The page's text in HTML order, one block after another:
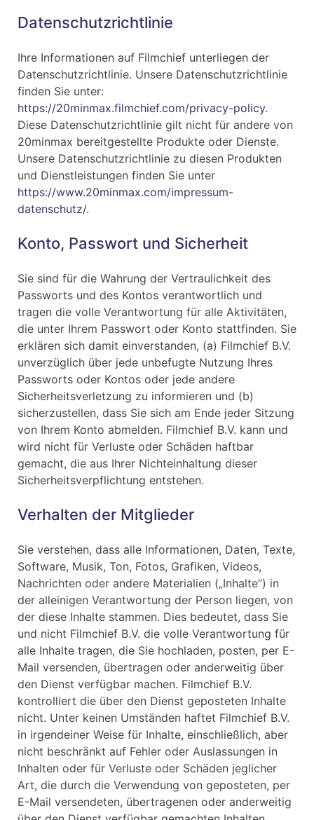
Datenschutzrichtlinie
Ihre Informationen auf Filmchief unterliegen der
Datenschutzrichtlinie. Unsere Datenschutzrichtlinie
finden Sie unter:
https://20minmax.filmchief.com/privacy-policy.
Diese Datenschutzrichtlinie gilt nicht für andere von
20minmax bereitgestellte Produkte oder Dienste.
Unsere Datenschutzrichtlinie zu diesen Produkten
und Dienstleistungen finden Sie unter
https://www.20minmax.com/impressum-
datenschutz/.
Konto, Passwort und Sicherheit
Sie sind für die Wahrung der Vertraulichkeit des
Passworts und des Kontos verantwortlich und
tragen die volle Verantwortung für alle Aktivitäten,
die unter Ihrem Passwort oder Konto stattfinden. Sie
erklären sich damit einverstanden, (a) Filmchief B.V.
unverzüglich über jede unbefugte Nutzung Ihres
Passworts oder Kontos oder jede andere
Sicherheitsverletzung zu informieren und (b)
sicherzustellen, dass Sie sich am Ende jeder Sitzung
von Ihrem Konto abmelden. Filmchief B.V. kann und
wird nicht für Verluste oder Schäden haftbar
gemacht, die aus Ihrer Nichteinhaltung dieser
Sicherheitsverpflichtung entstehen.
Verhalten der Mitglieder
Sie verstehen, dass alle Informationen, Daten, Texte,
Software, Musik, Ton, Fotos, Grafiken, Videos,
Nachrichten oder andere Materialien („Inhalte“) in
der alleinigen Verantwortung der Person liegen, von
der diese Inhalte stammen. Dies bedeutet, dass Sie
und nicht Filmchief B.V. die volle Verantwortung für
alle Inhalte tragen, die Sie hochladen, posten, per E-
Mail versenden, übertragen oder anderweitig über
den Dienst verfügbar machen. Filmchief B.V.
kontrolliert die über den Dienst geposteten Inhalte
nicht. Unter keinen Umständen haftet Filmchief B.V.
in irgendeiner Weise für Inhalte, einschließlich, aber
nicht beschränkt auf Fehler oder Auslassungen in
Inhalten oder für Verluste oder Schäden jeglicher
Art, die durch die Verwendung von geposteten, per
E-Mail versendeten, übertragenen oder anderweitig